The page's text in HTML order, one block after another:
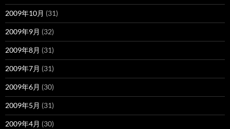
2009年10月 (31)
2009年9月 (32)
2009年8月 (31)
2009年7月 (31)
2009年6月 (30)
2009年5月 (31)
2009年4月 (30)